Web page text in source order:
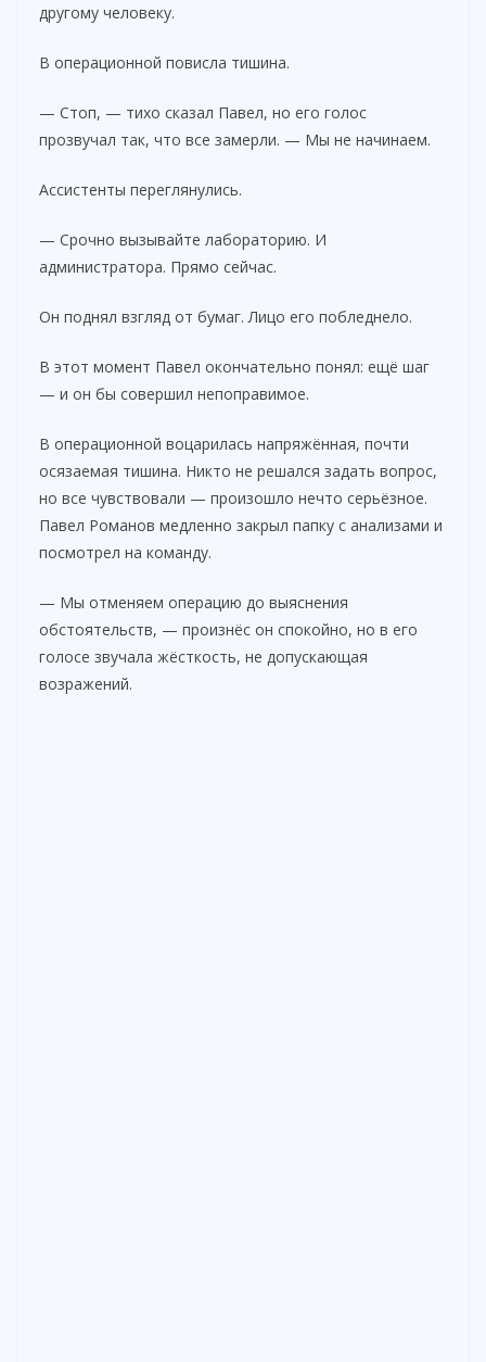
другому человеку.
В операционной повисла тишина.
— Стоп, — тихо сказал Павел, но его голос
прозвучал так, что все замерли. — Мы не начинаем.
Ассистенты переглянулись.
— Срочно вызывайте лабораторию. И
администратора. Прямо сейчас.
Он поднял взгляд от бумаг. Лицо его побледнело.
В этот момент Павел окончательно понял: ещё шаг
— и он бы совершил непоправимое.
В операционной воцарилась напряжённая, почти
осязаемая тишина. Никто не решался задать вопрос,
но все чувствовали — произошло нечто серьёзное.
Павел Романов медленно закрыл папку с анализами и
посмотрел на команду.
— Мы отменяем операцию до выяснения
обстоятельств, — произнёс он спокойно, но в его
голосе звучала жёсткость, не допускающая
возражений.